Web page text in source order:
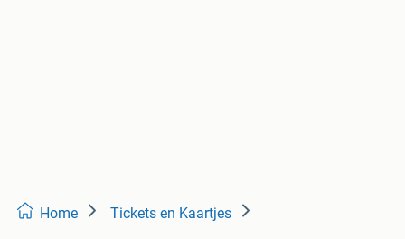
Home Tickets en Kaartjes